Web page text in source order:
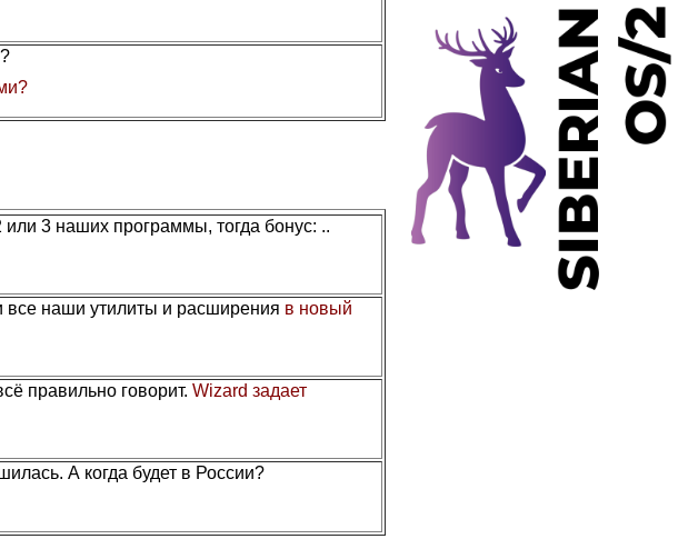
или 3 наших программы, тогда бонус: ..
все наши утилиты и расширения в новый
правильно говорит. Wizard задает
А когда будет в России?